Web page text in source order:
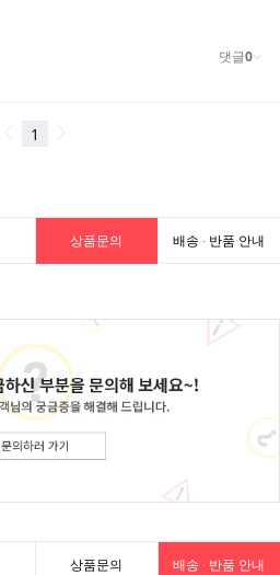
상품문의 배송 · 반품 안내
상품문의 배송 · 반품 안내